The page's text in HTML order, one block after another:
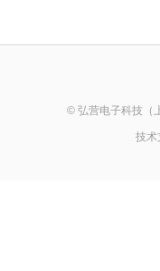
© 弘营电子科技（
技术